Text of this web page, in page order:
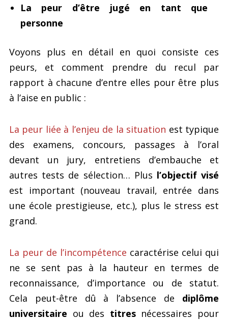
La peur d’être jugé en tant que
personne
Voyons plus en détail en quoi consiste ces
peurs, et comment prendre du recul par
rapport à chacune d’entre elles pour être plus
à l’aise en public :
La peur liée à l’enjeu de la situation est typique
des examens, concours, passages à l’oral
devant un jury, entretiens d’embauche et
autres tests de sélection… Plus l’objectif visé
est important (nouveau travail, entrée dans
une école prestigieuse, etc.), plus le stress est
grand.
La peur de l’incompétence caractérise celui qui
ne se sent pas à la hauteur en termes de
reconnaissance, d’importance ou de statut.
Cela peut-être dû à l’absence de diplôme
universitaire ou des titresnécessaires pour